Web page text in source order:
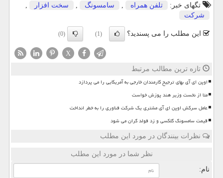
تگهای خبر:
تلفن همراه , سامسونگ , سخت افزار
,
شركت
این مطلب را می پسندید؟ (1)
(0)
X
تازه ترین مطالب مرتبط
اوپن ای آی بهای ترجیح کارمندان خارجی به آمریکایی را می پردازد
متا از نخست وزیر هند پوزش خواست
عامل سرکش اوپن ای آی مشتری یک شرکت فناوری را به خطر انداخت
قیمت سامسونگ گلکسی و زد فولد گران می شود
نظرات بینندگان در مورد این مطلب
نظر شما در مورد این مطلب
نام: